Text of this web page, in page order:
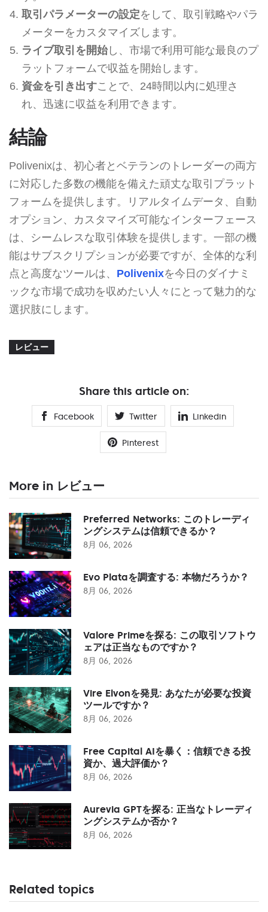
取引パラメーターの設定をして、取引戦略やパラ
メーターをカスタマイズします。
ライブ取引を開始し、市場で利用可能な最良のプ
ラットフォームで収益を開始します。
資金を引き出すことで、24時間以内に処理さ
れ、迅速に収益を利用できます。
結論
Polivenixは、初心者とベテランのトレーダーの両方
に対応した多数の機能を備えた頑丈な取引プラット
フォームを提供します。リアルタイムデータ、自動
オプション、カスタマイズ可能なインターフェース
は、シームレスな取引体験を提供します。一部の機
能はサブスクリプションが必要ですが、全体的な利
点と高度なツールは、 Polivenixを今日のダイナミ
ックな市場で成功を収めたい人々にとって魅力的な
選択肢にします。
レビュー
Share this article on:
Facebook Twitter Linkedin
Pinterest
More in レビュー
Preferred Networks: このトレーディ
ングシステムは信頼できるか？
8月 06, 2026
Evo Plataを調査する: 本物だろうか？
8月 06, 2026
Valore Primeを探る: この取引ソフトウ
ェアは正当なものですか？
8月 06, 2026
Vire Elvonを発見: あなたが必要な投資
ツールですか？
8月 06, 2026
Free Capital AIを暴く：信頼できる投
資か、過大評価か？
8月 06, 2026
Aurevia GPTを探る: 正当なトレーディ
ングシステムか否か？
8月 06, 2026
Related topics